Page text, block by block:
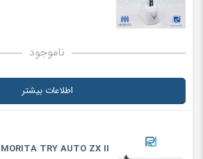
ناموجود
اطلاعات بیشتر
MORITA TRY AUTO ZX II